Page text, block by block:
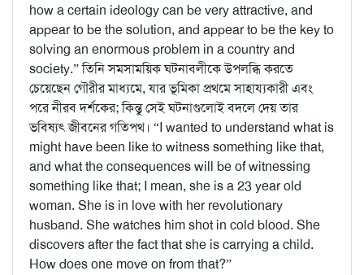
how a certain ideology can be very attractive, and
appear to be the solution, and appear to be the key to
solving an enormous problem in a country and
society.” তিনি সমসাময়িক ঘটনাবলীকে উপলব্ধি করতে
চেয়েছেন গৌরীর মাধ্যমে, যার ভূমিকা প্রথমে সাহায্যকারী এবং
পরে নীরব দর্শকের; কিন্তু সেই ঘটনাগুলোই বদলে দেয় তার
ভবিষ্যৎ জীবনের গতিপথ। “I wanted to understand what is
might have been like to witness something like that,
and what the consequences will be of witnessing
something like that; I mean, she is a 23 year old
woman. She is in love with her revolutionary
husband. She watches him shot in cold blood. She
discovers after the fact that she is carrying a child.
How does one move on from that?”